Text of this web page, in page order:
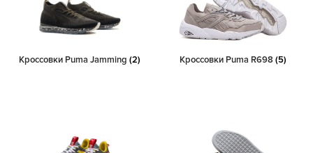
Кроссовки Puma Jamming(2) Кроссовки Puma R698(5)